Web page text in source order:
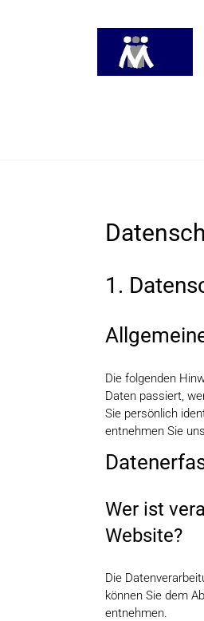
1.
Die folgenden
Daten passiert,
Sie persönlich
entnehmen Sie
Wer ist
Website?
Die
können Sie dem
entnehmen.